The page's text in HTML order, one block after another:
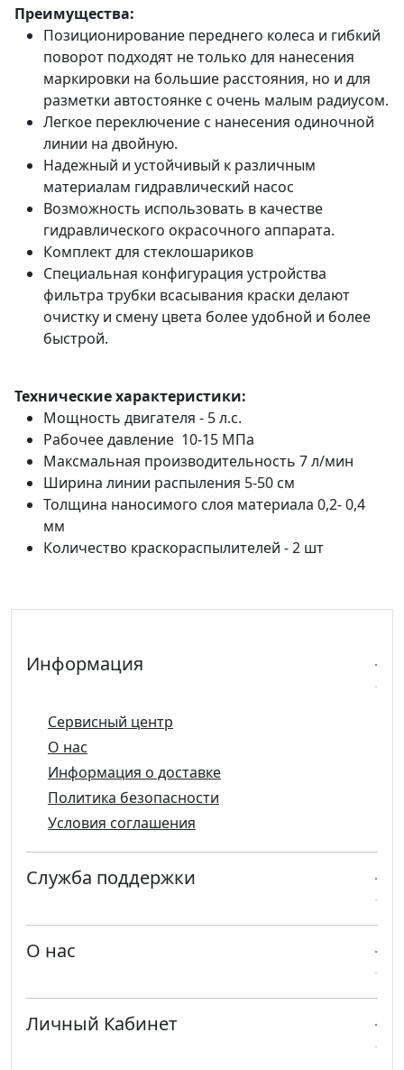
Преимущества:
Позиционирование переднего колеса и гибкий
поворот подходят не только для нанесения
маркировки на большие расстояния, но и для
разметки автостоянке с очень малым радиусом.
Легкое переключение с нанесения одиночной
линии на двойную.
Надежный и устойчивый к различным
материалам гидравлический насос
Возможность использовать в качестве
гидравлического окрасочного аппарата.
Комплект для стеклошариков
Специальная конфигурация устройства
фильтра трубки всасывания краски делают
очистку и смену цвета более удобной и более
быстрой.
Технические характеристики:
Мощность двигателя - 5 л.с.
Рабочее давление 10-15 МПа
Максмальная производительность 7 л/мин
Ширина линии распыления 5-50 см
Толщина наносимого слоя материала 0,2- 0,4
мм
Количество краскораспылителей - 2 шт
Информация
Сервисный центр
О нас
Информация о доставке
Политика безопасности
Условия соглашения
Служба поддержки
О нас
Личный Кабинет